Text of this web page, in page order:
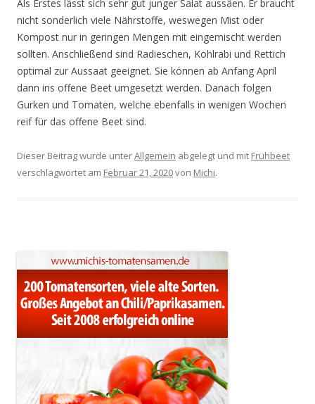
Als Erstes lässt sich sehr gut junger Salat aussäen. Er braucht
nicht sonderlich viele Nährstoffe, weswegen Mist oder
Kompost nur in geringen Mengen mit eingemischt werden
sollten. Anschließend sind Radieschen, Kohlrabi und Rettich
optimal zur Aussaat geeignet. Sie können ab Anfang April
dann ins offene Beet umgesetzt werden. Danach folgen
Gurken und Tomaten, welche ebenfalls in wenigen Wochen
reif für das offene Beet sind.
Dieser Beitrag wurde unterAllgemein abgelegt und mit Frühbeet
verschlagwortet am Februar 21, 2020von Michi.